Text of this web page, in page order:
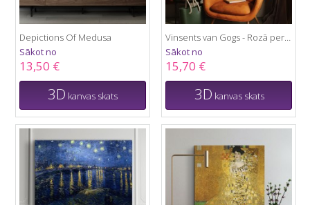
Depictions Of Medusa
Sākot no
13,50 €
3D kanvas skats
Vinsents van Gogs - Rozā persiku koki
Sākot no
15,70 €
3D kanvas skats